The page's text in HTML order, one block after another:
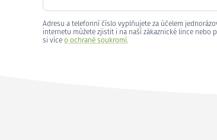
Adresu a telefonní číslo vyplňujete za účelem
internetu můžete zjistit i na naší zákaznické lince nebo
si více o ochraně soukromí.